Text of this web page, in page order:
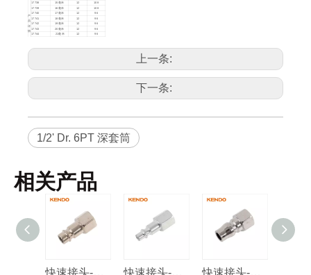
产
品
详
情
17738
15毫米 12
108
17739
16毫米 12
108
17740
17毫米 12
96
17741
18毫米 12
96
17742
19毫米 12
96
17743
20毫米 12
96
17744
21毫米 12
96
17747
17751
28毫米 6
48
上一条:
下一条:
1/2' Dr. 6PT 深套筒
相关产品
快速接头-欧式 快速接头-以色列型 快速接头-日式